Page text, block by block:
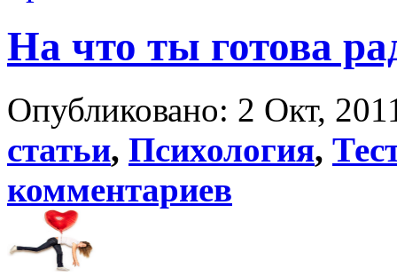
На что ты готова
Опубликовано: 2 Окт,
статьи, Психология,
комментариев